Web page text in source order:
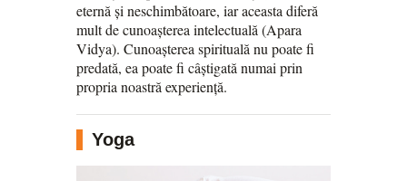
eternă și neschimbătoare, iar aceasta diferă
mult de cunoașterea intelectuală (Apara
Vidya). Cunoașterea spirituală nu poate fi
predată, ea poate fi câștigată numai prin
propria noastră experiență.
Yoga